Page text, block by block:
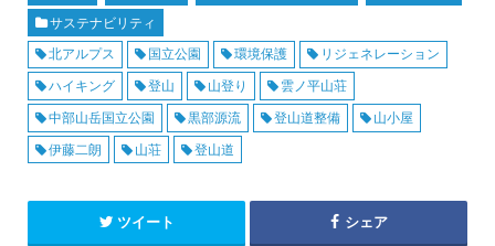
サステナビリティ
北アルプス
国立公園 環境保護
リジェネレーション
ハイキング
登山 山登り
雲ノ平山荘
中部山岳国立公園
黒部源流 登山道整備
山小屋
伊藤二朗
山荘 登山道
ツイート シェア